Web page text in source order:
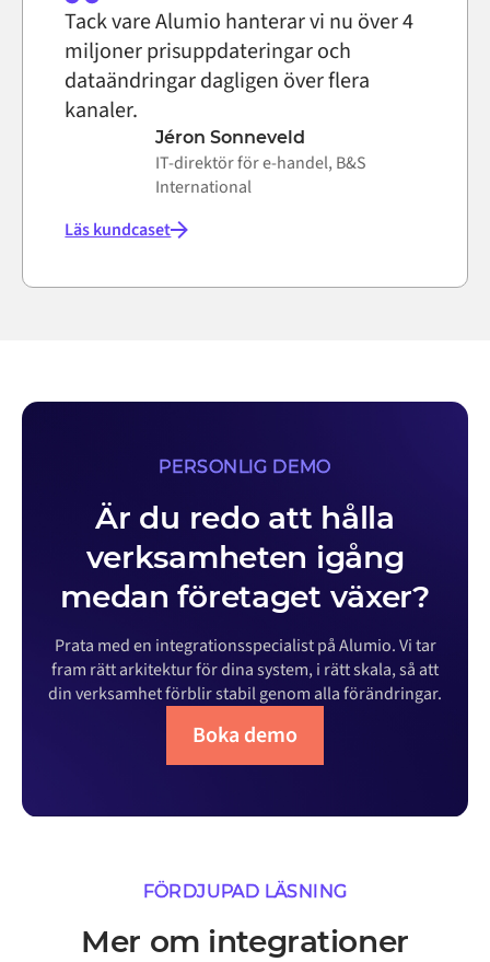
Tack vare Alumio hanterar vi nu över 4
miljoner prisuppdateringar och
dataändringar dagligen över flera
kanaler.
Jéron Sonneveld
IT-direktör för e-handel, B&S
International
Läs kundcaset
PERSONLIG DEMO
Är du redo att hålla
verksamheten igång
medan företaget växer?
Prata med en integrationsspecialist på Alumio. Vi tar
fram rätt arkitektur för dina system, i rätt skala, så att
din verksamhet förblir stabil genom alla förändringar.
Boka demo
FÖRDJUPAD LÄSNING
Mer om integrationer